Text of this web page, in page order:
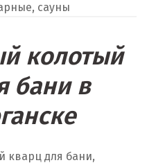
сауны
колотый
бани в
кварц для бани,